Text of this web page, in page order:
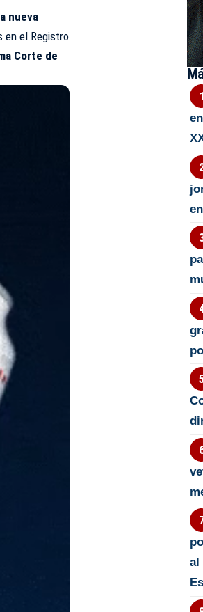
nueva
en el Registro
Corte de
al